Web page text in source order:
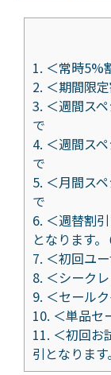
1. ＜常時5%
2. ＜期間限
3. ＜週間ス
で
4. ＜週間ス
で
5. ＜月間ス
で
6. ＜週替割
となります
7. ＜初回ユ
8. ＜シーク
9. ＜セール
10. ＜単品セ
11. ＜初回
引となります。